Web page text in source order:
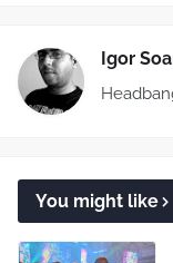
Igor
You might like